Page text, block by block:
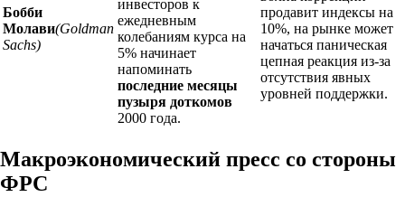
Бобби
Молави(Goldman
Sachs)
инвесторов к
ежедневным
колебаниям курса на
5% начинает
напоминать
последние месяцы
пузыря доткомов
2000 года.
продавит индексы на
10%, на рынке может
начаться паническая
цепная реакция из-за
отсутствия явных
уровней поддержки.
Макроэкономический пресс со стороны
ФРС